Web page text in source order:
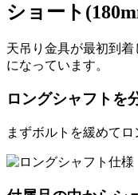
ショート
天吊り金具が最初到着
になっています。
ロングシャフトを
まずボルトを緩めてロ